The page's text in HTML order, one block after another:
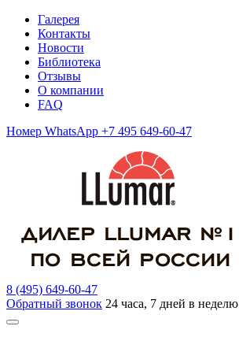
Галерея
Контакты
Новости
Библиотека
Отзывы
О компании
FAQ
Номер WhatsApp +7 495 649-60-47
8 (495) 649-60-47
Обратный звонок 24 часа, 7 дней в неделю